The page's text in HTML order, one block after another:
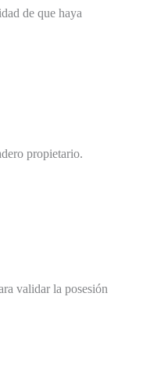
de que haya
propietario.
validar la posesión